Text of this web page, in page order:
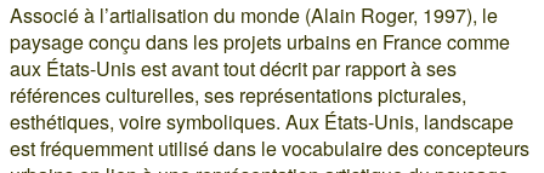
Associé à l’artialisation du monde (Alain Roger, 1997), le
paysage conçu dans les projets urbains en France comme
aux États-Unis est avant tout décrit par rapport à ses
références culturelles, ses représentations picturales,
esthétiques, voire symboliques. Aux États-Unis, landscape
est fréquemment utilisé dans le vocabulaire des concepteurs